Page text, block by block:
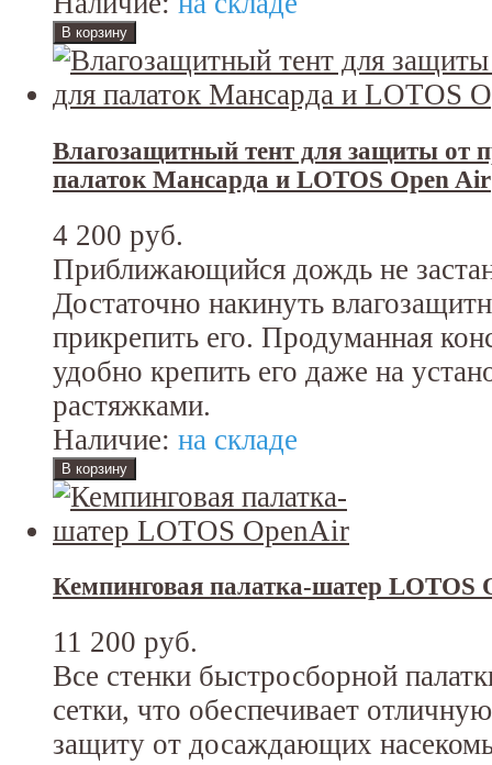
Влагозащитный тент для защиты от
палаток Мансарда и LOTOS Open Air
4 200 руб.
Приближающийся дождь не
Достаточно накинуть
прикрепить его. Продуманная
удобно крепить его даже на
растяжками.
Наличие: на складе
Кемпинговая палатка-шатер LOTOS
11 200 руб.
Все стенки быстросборной
сетки, что обеспечивает
защиту от досаждающих